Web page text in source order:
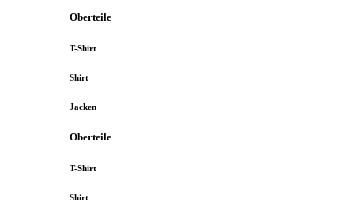
Oberteile
T-Shirt
Shirt
Jacken
Oberteile
T-Shirt
Shirt